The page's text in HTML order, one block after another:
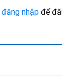
đăng nhập để